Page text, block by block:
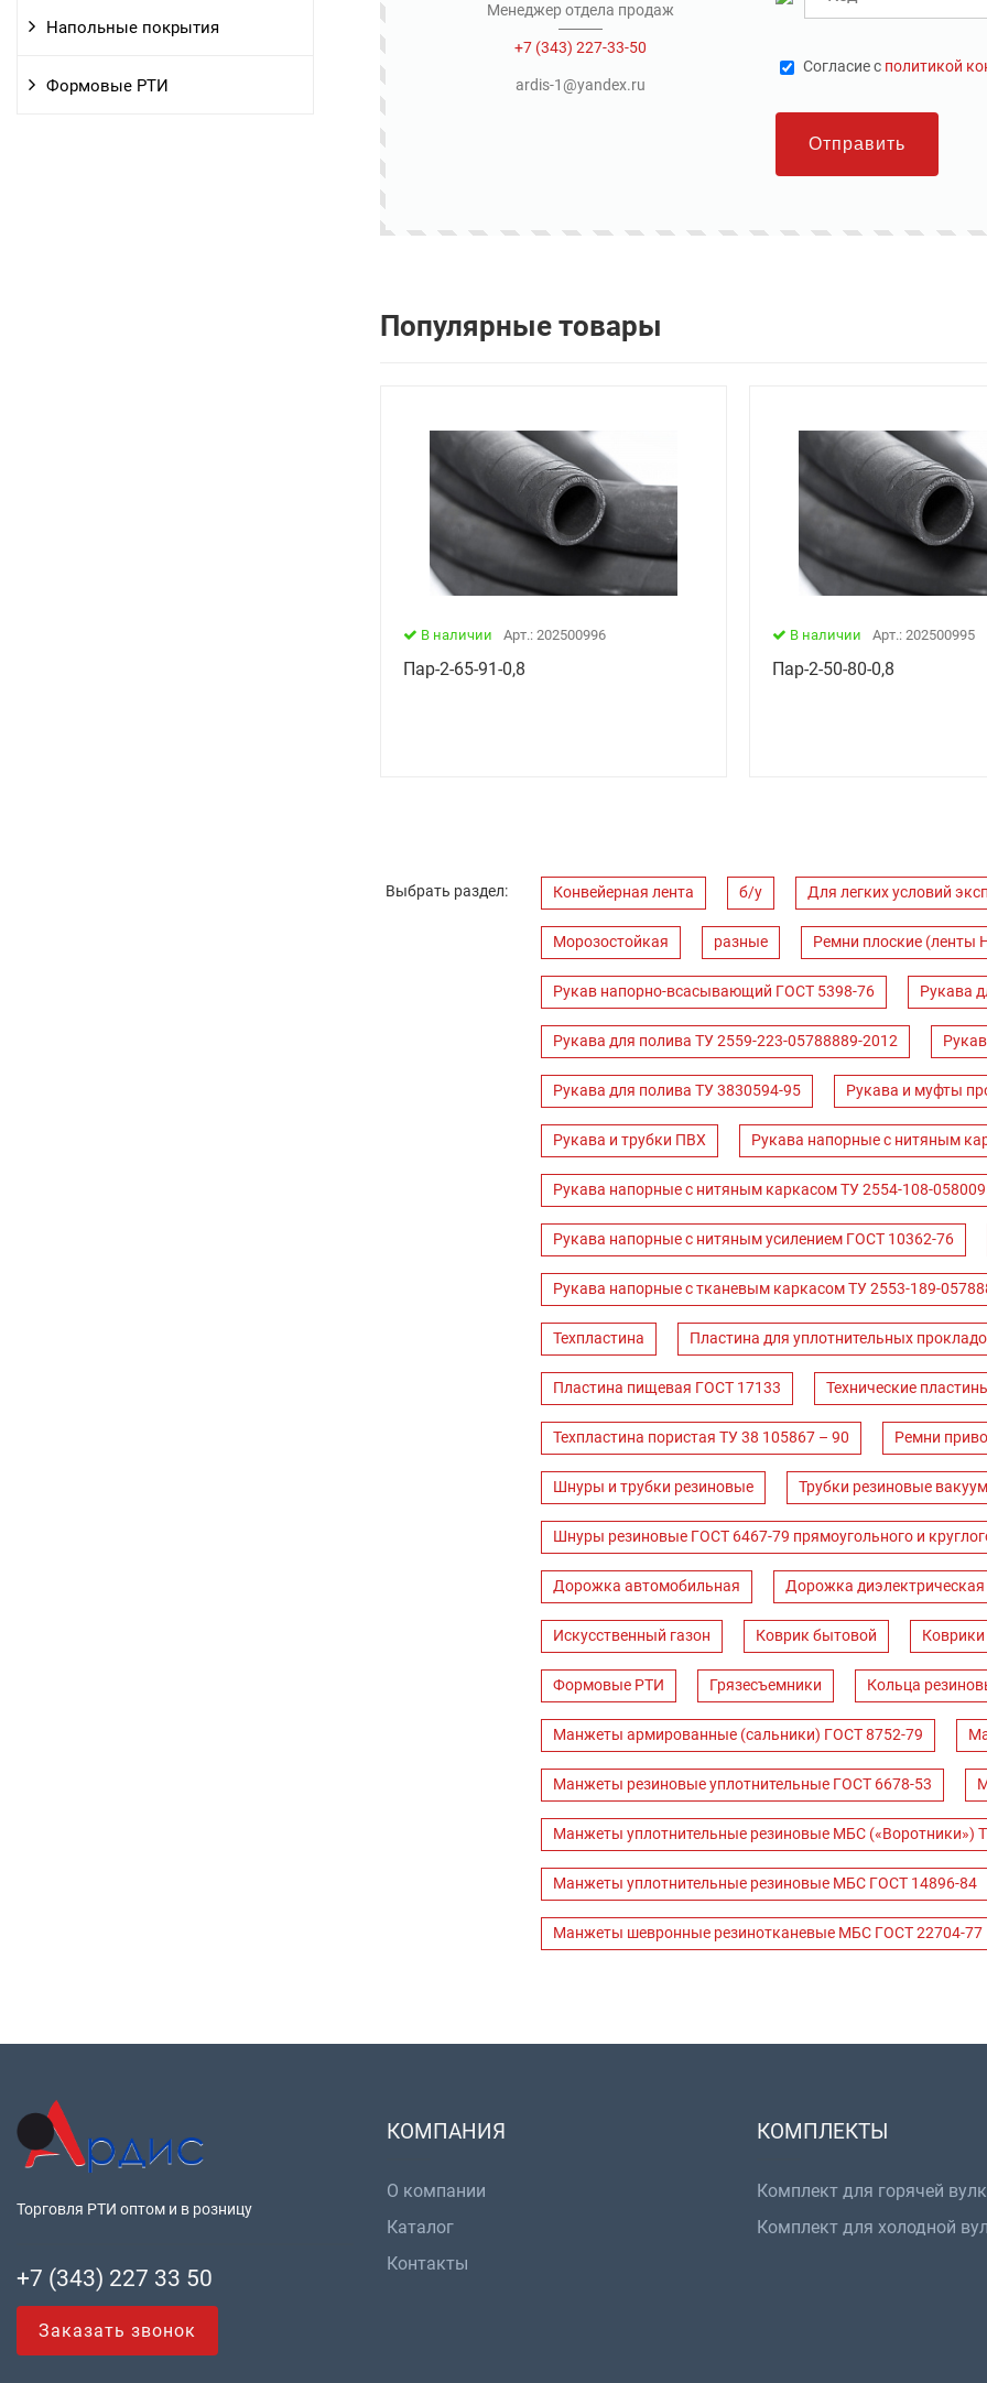
Напольные покрытия
Формовые РТИ
Менеджер отдела продаж
+7 (343) 227-33-50
ardis-1@yandex.ru
Cогласие с политикой
Отправить
Популярные товары
В наличии Арт.: 202500996
Пар-2-65-91-0,8
В наличии Арт.: 202500995
Пар-2-50-80-0,8
Выбрать раздел: Конвейерная лента б/у Для легких условий
Морозостойкая разные Ремни плоские (ленты
Рукав напорно-всасывающий ГОСТ 5398-76 Рукава
Рукава для полива ТУ 2559-223-05788889-2012
Рукава для полива ТУ 3830594-95 Рукава и муфты
Рукава и трубки ПВХ Рукава напорные с нитяным
Рукава напорные с нитяным каркасом ТУ 2554-108-
Рукава напорные с нитяным усилением ГОСТ 10362-76
Рукава напорные с тканевым каркасом ТУ 2553-189-
Техпластина Пластина для уплотнительных
Пластина пищевая ГОСТ 17133 Технические
Техпластина пористая ТУ 38 105867 – 90 Ремни
Шнуры и трубки резиновые Трубки резиновые
Шнуры резиновые ГОСТ 6467-79 прямоугольного и
Дорожка автомобильная Дорожка диэлектрическая
Искусственный газон Коврик бытовой Коврики
Формовые РТИ Грязесъемники Кольца
Манжеты армированные (сальники) ГОСТ 8752-79
Манжеты резиновые уплотнительные ГОСТ 6678-53
Манжеты уплотнительные резиновые МБС («Воротники»)
Манжеты уплотнительные резиновые МБС ГОСТ 14896-84
Манжеты шевронные резинотканевые МБС ГОСТ 22704-77
Торговля РТИ оптом и в розницу
+7 (343) 227 33 50
Заказать звонок
КОМПАНИЯ
О компании
Каталог
Контакты
КОМПЛЕКТЫ
Комплект для горячей
Комплект для холодной